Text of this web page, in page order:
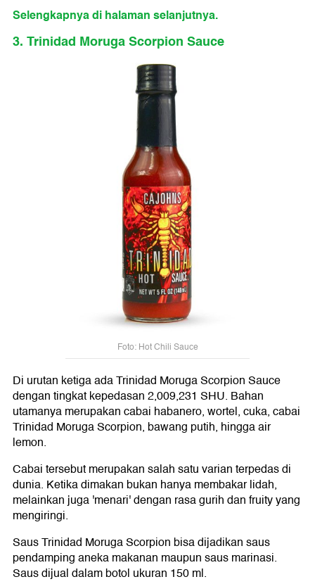
Selengkapnya di halaman selanjutnya.
3. Trinidad Moruga Scorpion Sauce
Foto: Hot Chili Sauce
Di urutan ketiga ada Trinidad Moruga Scorpion Sauce
dengan tingkat kepedasan 2,009,231 SHU. Bahan
utamanya merupakan cabai habanero, wortel, cuka, cabai
Trinidad Moruga Scorpion, bawang putih, hingga air
lemon.
Cabai tersebut merupakan salah satu varian terpedas di
dunia. Ketika dimakan bukan hanya membakar lidah,
melainkan juga 'menari' dengan rasa gurih dan fruity yang
mengiringi.
Saus Trinidad Moruga Scorpion bisa dijadikan saus
pendamping aneka makanan maupun saus marinasi.
Saus dijual dalam botol ukuran 150 ml.